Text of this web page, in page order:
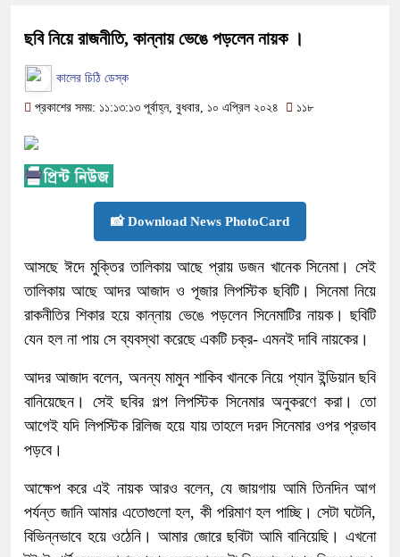
ছবি নিয়ে রাজনীতি, কান্নায় ভেঙে পড়লেন নায়ক ।
কালের চিঠি ডেস্ক
প্রকাশের সময়: ১১:১৩:১৩ পূর্বাহ্ন, বুধবার, ১০ এপ্রিল ২০২৪ ১১৮
📸 Download News PhotoCard
আসছে ঈদে মুক্তির তালিকায় আছে প্রায় ডজন খানেক সিনেমা। সেই
তালিকায় আছে আদর আজাদ ও পূজার লিপস্টিক ছবিটি। সিনেমা নিয়ে
রাকনীতির শিকার হয়ে কান্নায় ভেঙে পড়লেন সিনেমাটির নায়ক। ছবিটি
যেন হল না পায় সে ব্যবস্থা করেছে একটি চক্র- এমনই দাবি নায়কের।
আদর আজাদ বলেন, অনন্য মামুন শাকিব খানকে নিয়ে প্যান ইন্ডিয়ান ছবি
বানিয়েছেন। সেই ছবির গল্প লিপস্টিক সিনেমার অনুকরণে করা। তো
আগেই যদি লিপস্টিক রিলিজ হয়ে যায় তাহলে দরদ সিনেমার ওপর প্রভাব
পড়বে।
আক্ষেপ করে এই নায়ক আরও বলেন, যে জায়গায় আমি তিনদিন আগ
পর্যন্ত জানি আমার এতোগুলো হল, কী পরিমাণ হল পাচ্ছি। সেটা ঘটেনি,
বিভিন্নভাবে হয়ে ওঠেনি। আমার জোরে ছবিটা আমি বানিয়েছি। এখনো